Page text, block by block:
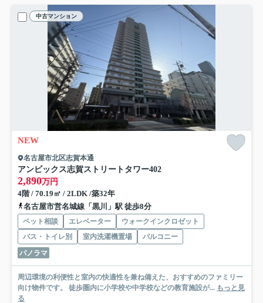
中古マンション
NEW
名古屋市北区志賀本通
アンビックス志賀ストリートタワー402
2,890万円
4階 / 70.19㎡ / 2LDK /築32年
名古屋市営名城線「黒川」駅 徒歩8分
ペット相談 エレベーター
ウォークインクロゼット
バス・トイレ別
室内洗濯機置場
バルコニー
パノラマ
周辺環境の利便性と室内の快適性を兼ね備えた、おすすめのファミリー
向け物件です。 徒歩圏内に小学校や中学校などの教育施設が... もっと見
る